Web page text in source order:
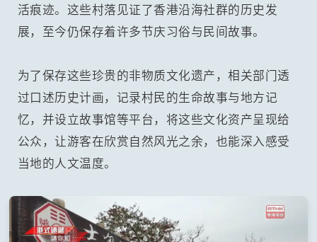
活痕迹。这些村落见证了香港沿海社群的历史发
展，至今仍保存着许多节庆习俗与民间故事。
为了保存这些珍贵的非物质文化遗产，相关部门透
过口述历史计画，记录村民的生命故事与地方记
忆，并设立故事馆等平台，将这些文化资产呈现给
公众，让游客在欣赏自然风光之余，也能深入感受
当地的人文温度。